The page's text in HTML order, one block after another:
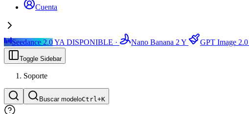
Cuenta
Seedance 2.0YA DISPONIBLE · Nano Banana 2 Y GPT Image 2.0
Toggle Sidebar
Soporte
Buscar modeloCtrl+K